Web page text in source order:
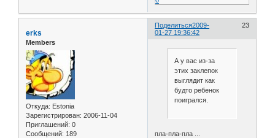
Поделиться 23
2009-
01-27 19:36:42
erks
Members
Откуда: Estonia
Зарегистрирован: 2006-11-04
Приглашений: 0
Сообщений: 189
А у вас из-за
этих заклепок
выглядит как
будто ребенок
поигрался.
пла-пла-пла ...